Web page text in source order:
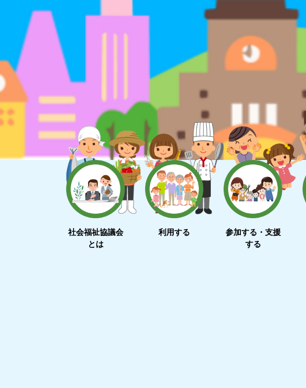
社会福祉協議会
とは
利用する
参加する・支援
する